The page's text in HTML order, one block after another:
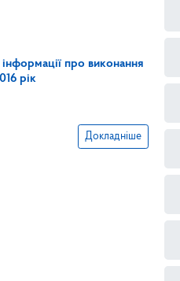
про виконання
рік
Докладніше